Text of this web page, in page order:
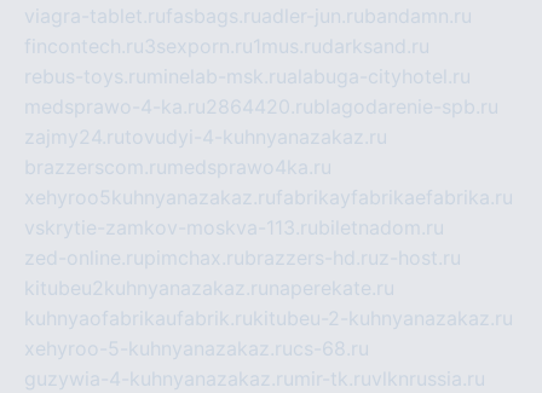
viagra-tablet.rufasbags.ruadler-jun.rubandamn.ru
fincontech.ru3sexporn.ru1mus.rudarksand.ru
rebus-toys.ru minelab-msk.rualabuga-cityhotel.ru
medsprawo-4-ka.ru2864420.rublagodarenie-spb.ru
zajmy24.rutovudyi-4-kuhnyanazakaz.ru
brazzerscom.ru medsprawo4ka.ru
xehyroo5kuhnyanazakaz.rufabrikayfabrikaefabrika.ru
vskrytie-zamkov-moskva-113.rubiletnadom.ru
zed-online.rupimchax.rubrazzers-hd.ruz-host.ru
kitubeu2kuhnyanazakaz.ru naperekate.ru
kuhnyaofabrikaufabrik.rukitubeu-2-kuhnyanazakaz.ru
xehyroo-5-kuhnyanazakaz.rucs-68.ru
guzywia-4-kuhnyanazakaz.ru mir-tk.ruvlknrussia.ru